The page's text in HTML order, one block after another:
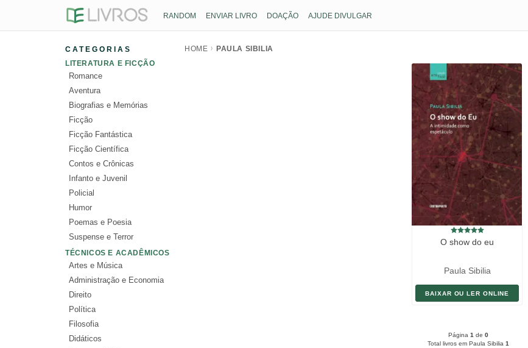
RANDOM ENVIAR LIVRO DOAÇÃO AJUDE DIVULGAR
CATEGORIAS
LITERATURA E FICÇÃO
Romance
Aventura
Biografias e Memórias
Ficção
Ficção Fantástica
Ficção Científica
Contos e Crônicas
Infanto e Juvenil
Policial
Humor
Poemas e Poesia
Suspense e Terror
TÉCNICOS E ACADÊMICOS
Artes e Música
Administração e Economia
Direito
Política
Filosofia
Didáticos
HOME PAULA SIBILIA
O show do eu
Paula Sibilia
BAIXAR OU LER ONLINE
Página1 de0
Total livros em Paula Sibilia1